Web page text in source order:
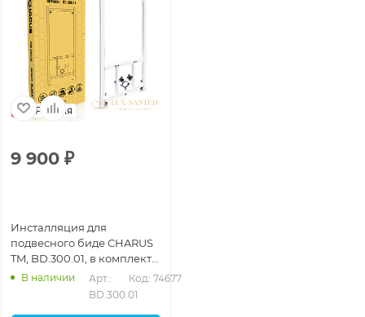
Россия
9 900 ₽
Инсталляция для
подвесного биде CHARUS
TM, BD.300.01, в комплекте
с креплениями
В наличии
Арт.:
BD.300.01
Код: 74677